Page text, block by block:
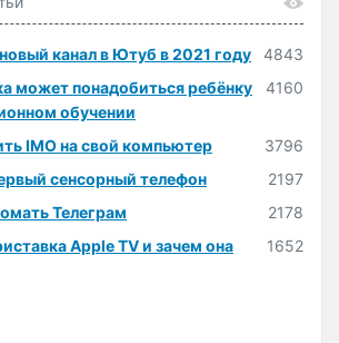
канал в Ютуб в 2021 году
4843
может понадобиться ребёнку
обучении
4160
IMO на свой компьютер
3796
сенсорный телефон
2197
Телеграм
2178
Apple TV и зачем она
1652